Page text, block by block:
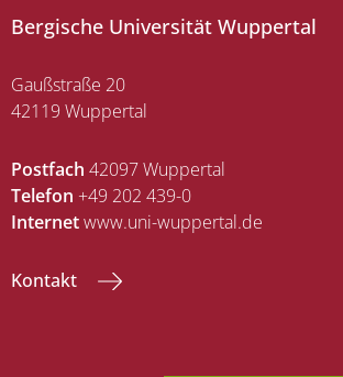
Bergische Universität Wuppertal
Gaußstraße 20
42119 Wuppertal
Postfach 42097 Wuppertal
Telefon +49 202 439-0
Internetwww.uni-wuppertal.de
Kontakt